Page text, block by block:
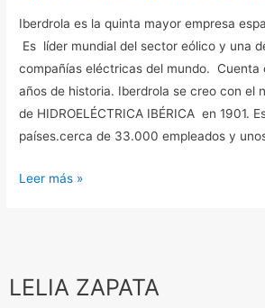
Iberdrola es la quinta mayor empresa
Es líder mundial del sector eólico y una
compañías eléctricas del mundo. Cuenta
años de historia. Iberdrola se creo con el
de HIDROELÉCTRICA IBÉRICA en 1901.
países.cerca de 33.000 empleados y
Leer más »
LELIA ZAPATA